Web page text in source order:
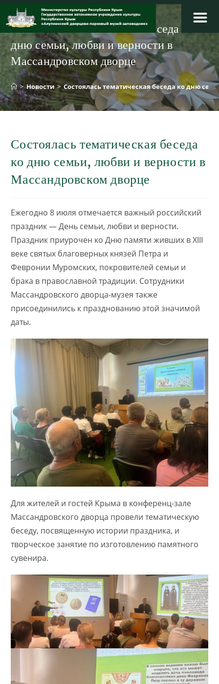
Перейти
содержимому
Состоялась тематическая беседа ко
дню семьи, любви и верности в
Массандровском дворце
> Новости > Состоялась тематическая беседа ко дню
Состоялась тематическая беседа
ко дню семьи, любви и верности в
Массандровском дворце
Ежегодно 8 июля отмечается важный российский
праздник — День семьи, любви и верности.
Праздник приурочен ко Дню памяти живших в XIII
веке святых благоверных князей Петра и
Февронии Муромских, покровителей семьи и
брака в православной традиции. Сотрудники
Массандровского дворца-музея также
присоединились к празднованию этой значимой
даты.
Для жителей и гостей Крыма в конференц-зале
Массандровского дворца провели тематическую
беседу, посвященную истории праздника, и
творческое занятие по изготовлению памятного
сувенира.